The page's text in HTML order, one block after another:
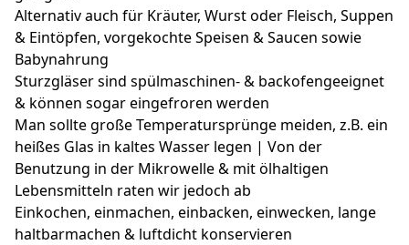
Alternativ auch für Kräuter, Wurst oder Fleisch, Suppen
& Eintöpfen, vorgekochte Speisen & Saucen sowie
Babynahrung
Sturzgläser sind spülmaschinen- & backofengeeignet
& können sogar eingefroren werden
Man sollte große Temperatursprünge meiden, z.B. ein
heißes Glas in kaltes Wasser legen | Von der
Benutzung in der Mikrowelle & mit ölhaltigen
Lebensmitteln raten wir jedoch ab
Einkochen, einmachen, einbacken, einwecken, lange
haltbarmachen & luftdicht konservieren